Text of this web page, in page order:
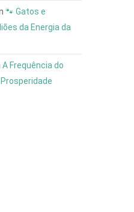
🐾 Gatos e
da Energia da
A Frequência do